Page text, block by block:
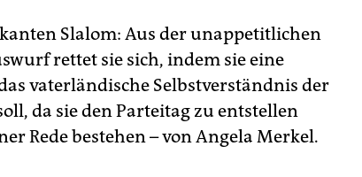
Slalom: Aus der unappetitlichen
rettet sie sich, indem sie eine
vaterländische Selbstverständnis der
da sie den Parteitag zu entstellen
Rede bestehen – von Angela Merkel.